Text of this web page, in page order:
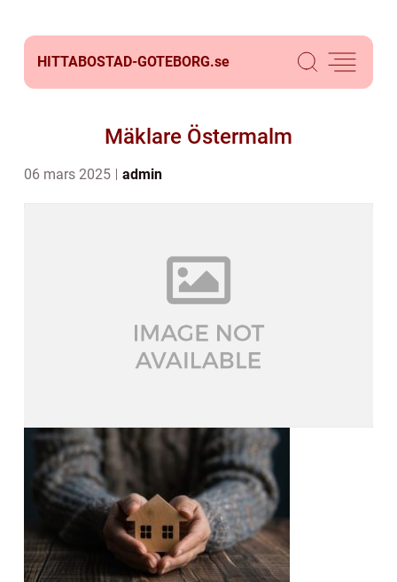
HITTABOSTAD-GOTEBORG.se
Mäklare Östermalm
06 mars 2025 admin